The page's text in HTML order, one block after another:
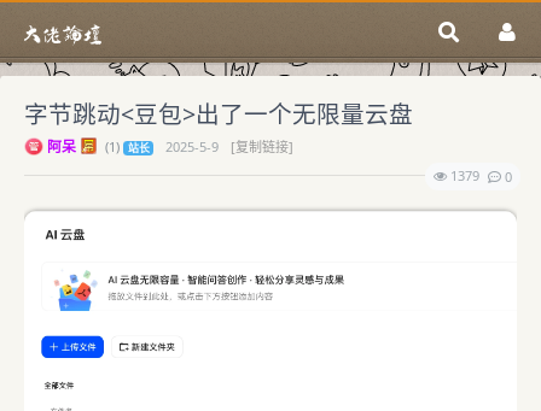
字节跳动<豆包>出了一个无限量云盘
阿呆 (1) 站长 2025-5-9
[复制链接]
1379
0